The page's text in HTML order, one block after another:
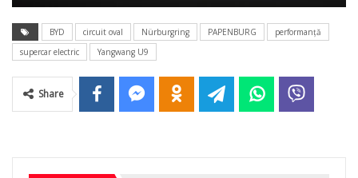
BYD circuit oval Nürburgring PAPENBURG
performanță
supercar electric
Yangwang U9
Share